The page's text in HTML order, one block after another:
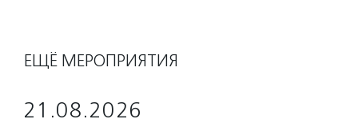
ЕЩЁ МЕРОПРИЯТИЯ
21.08.2026